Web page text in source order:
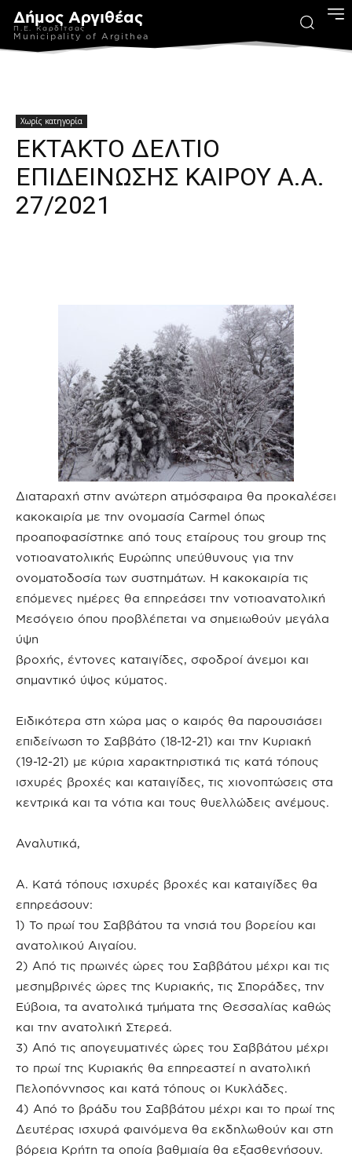
Δήμος Αργιθέας
Π.Ε. Καρδίτσας
Municipality of Argithea
Χωρίς κατηγορία
ΕΚΤΑΚΤΟ ΔΕΛΤΙΟ
ΕΠΙΔΕΙΝΩΣΗΣ ΚΑΙΡΟΥ Α.Α.
27/2021
Διαταραχή στην ανώτερη ατμόσφαιρα θα προκαλέσει
κακοκαιρία με την ονομασία Carmel όπως
προαποφασίστηκε από τους εταίρους του group της
νοτιοανατολικής Ευρώπης υπεύθυνους για την
ονοματοδοσία των συστημάτων. Η κακοκαιρία τις
επόμενες ημέρες θα επηρεάσει την νοτιοανατολική
Μεσόγειο όπου προβλέπεται να σημειωθούν μεγάλα
ύψη
βροχής, έντονες καταιγίδες, σφοδροί άνεμοι και
σημαντικό ύψος κύματος.
Ειδικότερα στη χώρα μας ο καιρός θα παρουσιάσει
επιδείνωση το Σαββάτο (18-12-21) και την Κυριακή
(19-12-21) με κύρια χαρακτηριστικά τις κατά τόπους
ισχυρές βροχές και καταιγίδες, τις χιονοπτώσεις στα
κεντρικά και τα νότια και τους θυελλώδεις ανέμους.
Αναλυτικά,
Α. Κατά τόπους ισχυρές βροχές και καταιγίδες θα
επηρεάσουν:
1) Το πρωί του Σαββάτου τα νησιά του βορείου και
ανατολικού Αιγαίου.
2) Από τις πρωινές ώρες του Σαββάτου μέχρι και τις
μεσημβρινές ώρες της Κυριακής, τις Σποράδες, την
Εύβοια, τα ανατολικά τμήματα της Θεσσαλίας καθώς
και την ανατολική Στερεά.
3) Από τις απογευματινές ώρες του Σαββάτου μέχρι
το πρωί της Κυριακής θα επηρεαστεί η ανατολική
Πελοπόννησος και κατά τόπους οι Κυκλάδες.
4) Από το βράδυ του Σαββάτου μέχρι και το πρωί της
Δευτέρας ισχυρά φαινόμενα θα εκδηλωθούν και στη
βόρεια Κρήτη τα οποία βαθμιαία θα εξασθενήσουν.